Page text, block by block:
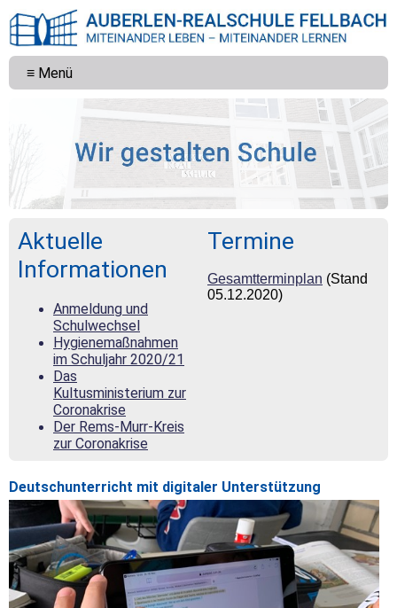
≡ Menü
Aktuelle
Informationen
Anmeldung und
Schulwechsel
Hygienemaßnahmen
im Schuljahr 2020/21
Das
Kultusministerium zur
Coronakrise
Der Rems-Murr-Kreis
zur Coronakrise
Termine
Gesamtterminplan (Stand
05.12.2020)
Deutschunterricht mit digitaler Unterstützung